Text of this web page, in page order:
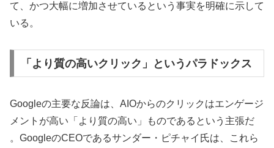
て、かつ大幅に増加させているという事実を明確に示して
いる。
「より質の高いクリック」というパラドックス
Googleの主要な反論は、AIOからのクリックはエンゲージ
メントが高い「より質の高い」ものであるという主張だ
。GoogleのCEOであるサンダー・ピチャイ氏は、これら